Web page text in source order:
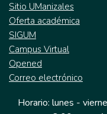
Sitio UManizales
Oferta académica
SIGUM
Campus Virtual
Opened
Correo electrónico
Horario: lunes -